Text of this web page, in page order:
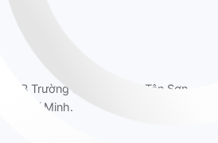
39B Trường Sơn, phường Tân Sơn
Hồ Chí Minh.